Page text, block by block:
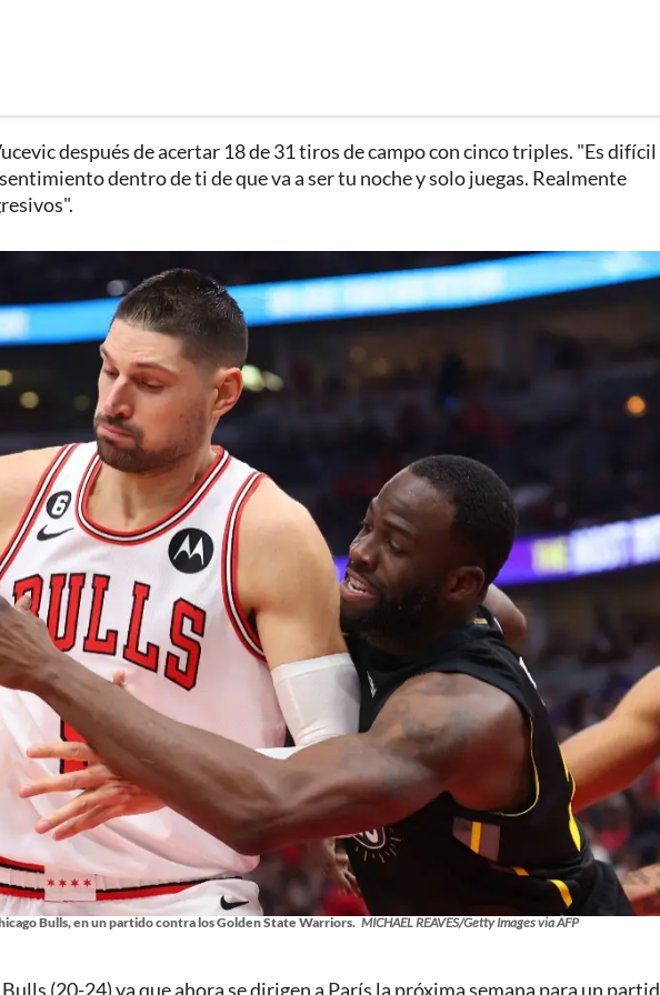
después de acertar 18 de 31 tiros de campo con cinco triples. "Es difícil
dentro de ti de que va a ser tu noche y solo juegas. Realmente
Bulls, en un partido contra los Golden State Warriors. MICHAEL REAVES/Getty Images via AFP
(20-24) ya que ahora se dirigen a París la próxima semana para un